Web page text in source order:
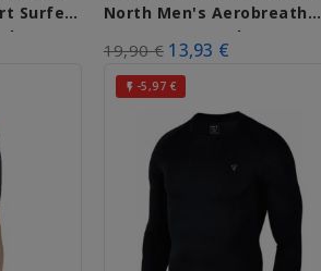
Surfer
North Men's Aerobreath
Tee A61012 (Hydro)
19,90 € 13,93 €
 -5,97 €